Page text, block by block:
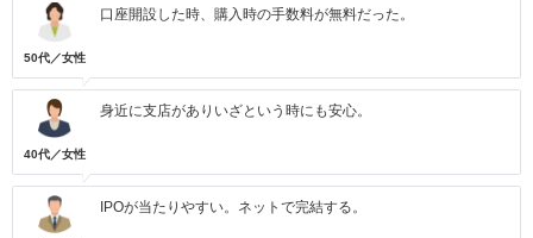
50代／女性
口座開設した時、購入時の手数料が無料だった。
40代／女性
身近に支店がありいざという時にも安心。
IPOが当たりやすい。ネットで完結する。